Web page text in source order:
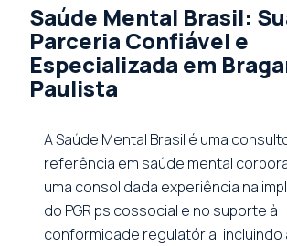
Saúde Mental Brasil:
Parceria Confiável e
Especializada em
Paulista
A Saúde Mental Brasil é uma
referência em saúde mental
uma consolidada experiência na
do PGR psicossocial e no suporte à
conformidade regulatória, incluindo